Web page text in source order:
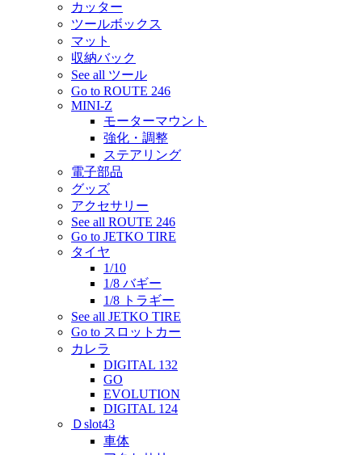
カッター
ツールボックス
マット
収納バック
See all ツール
Go to ROUTE 246
MINI-Z
モーターマウント
強化・調整
ステアリング
電子部品
グッズ
アクセサリー
See all ROUTE 246
Go to JETKO TIRE
タイヤ
1/10
1/8 バギー
1/8 トラギー
See all JETKO TIRE
Go to スロットカー
カレラ
DIGITAL 132
GO
EVOLUTION
DIGITAL 124
Ｄslot43
車体